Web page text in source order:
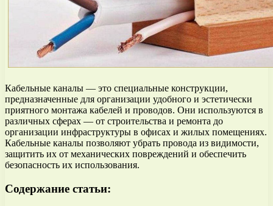
Кабельные каналы — это специальные конструкции,
предназначенные для организации удобного и эстетически
приятного монтажа кабелей и проводов. Они используются в
различных сферах — от строительства и ремонта до
организации инфраструктуры в офисах и жилых помещениях.
Кабельные каналы позволяют убрать провода из видимости,
защитить их от механических повреждений и обеспечить
безопасность их использования.
Содержание статьи: